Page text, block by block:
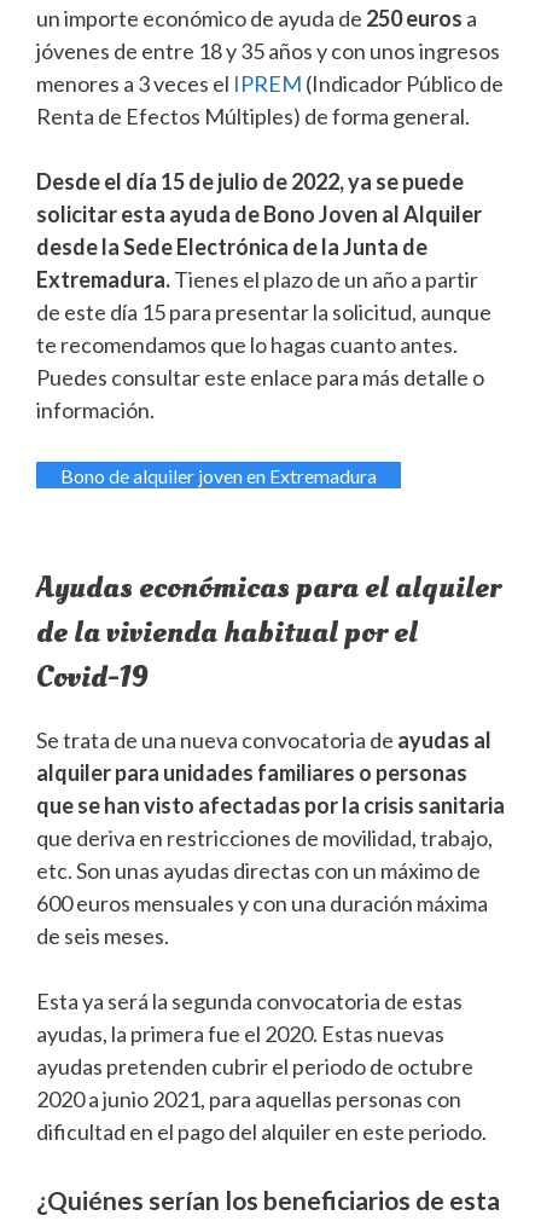
un importe económico de ayuda de 250 euros a
jóvenes de entre 18 y 35 años y con unos ingresos
menores a 3 veces el IPREM (Indicador Público de
Renta de Efectos Múltiples) de forma general.
Desde el día 15 de julio de 2022, ya se puede
solicitar esta ayuda de Bono Joven al Alquiler
desde la Sede Electrónica de la Junta de
Extremadura.Tienes el plazo de un año a partir
de este día 15 para presentar la solicitud, aunque
te recomendamos que lo hagas cuanto antes.
Puedes consultar este enlace para más detalle o
información.
Bono de alquiler joven en Extremadura
Ayudas económicas para el alquiler
de la vivienda habitual por el
Covid-19
Se trata de una nueva convocatoria de ayudas al
alquiler para unidades familiares o personas
que se han visto afectadas por la crisis sanitaria
que deriva en restricciones de movilidad, trabajo,
etc. Son unas ayudas directas con un máximo de
600 euros mensuales y con una duración máxima
de seis meses.
Esta ya será la segunda convocatoria de estas
ayudas, la primera fue el 2020. Estas nuevas
ayudas pretenden cubrir el periodo de octubre
2020 a junio 2021, para aquellas personas con
dificultad en el pago del alquiler en este periodo.
¿Quiénes serían los beneficiarios de esta